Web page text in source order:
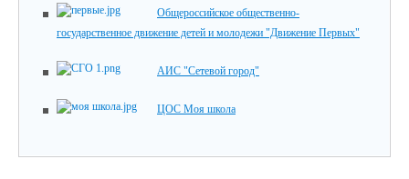
Общероссийское общественно-
государственное движение детей и молодежи "Движение Первых"
АИС "Сетевой город"
ЦОС Моя школа